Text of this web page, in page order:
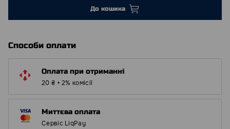
До кошика
Способи оплати
Оплата при отриманні
20 ₴ + 2% комісії
Миттєва оплата
Сервіс LiqPay